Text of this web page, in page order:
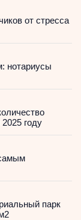
от стресса
нотариусы
году
парк